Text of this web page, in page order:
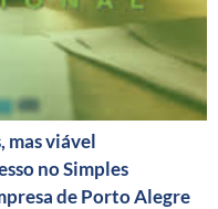
mas viável
no Simples
de Porto Alegre